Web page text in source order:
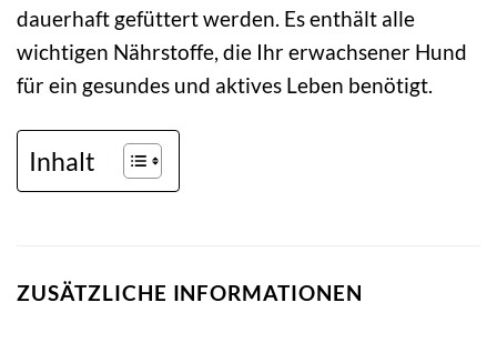
dauerhaft gefüttert werden. Es enthält alle
wichtigen Nährstoffe, die Ihr erwachsener Hund
für ein gesundes und aktives Leben benötigt.
Inhalt
ZUSÄTZLICHE INFORMATIONEN